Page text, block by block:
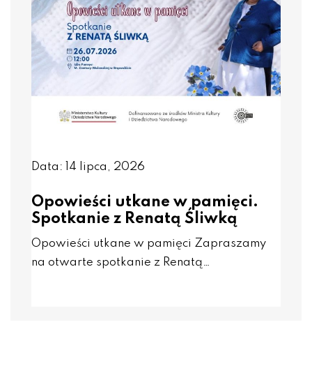
Data: 14 lipca, 2026
Opowieści utkane w pamięci.
Spotkanie z Renatą Śliwką
Opowieści utkane w pamięci Zapraszamy
na otwarte spotkanie z Renatą…